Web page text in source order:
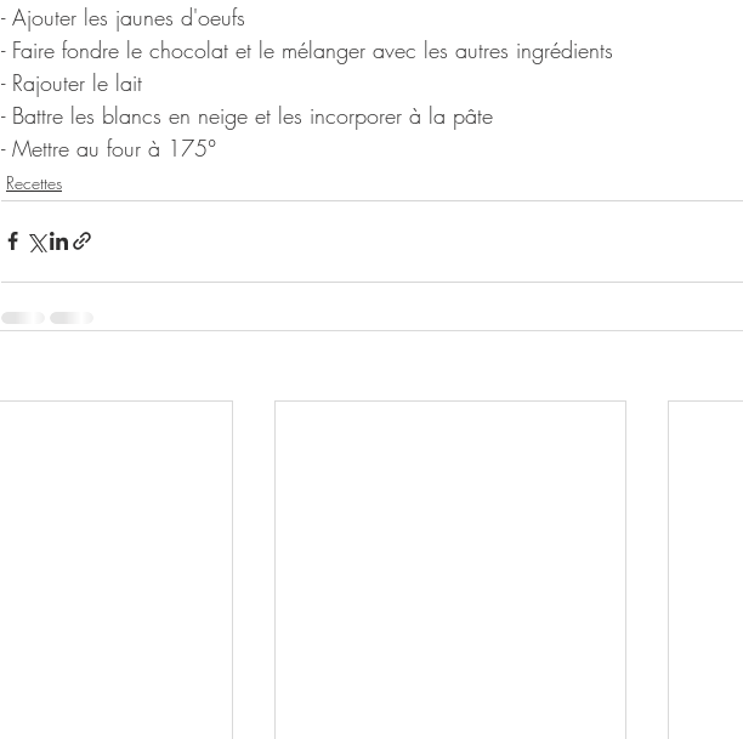
- Ajouter les jaunes d'oeufs
- Faire fondre le chocolat et le mélanger avec les autres ingrédients
- Rajouter le lait
- Battre les blancs en neige et les incorporer à la pâte
- Mettre au four à 175°
Recettes